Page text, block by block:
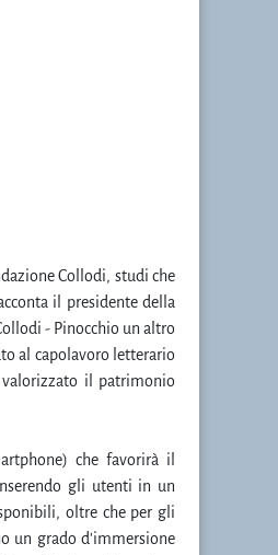
Collodi, studi che
il presidente della
- Pinocchio un altro
al capolavoro letterario
il patrimonio
che favorirà il
gli utenti in un
oltre che per gli
un grado d'immersione